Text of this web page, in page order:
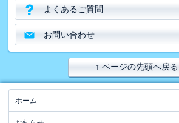
よくあるご質問
お問い合わせ
↑ ページの先頭へ戻る
ホーム